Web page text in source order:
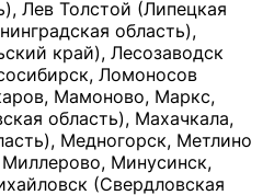
Лев Толстой (Липецкая
область),
край), Лесозаводск
Ломоносов
Мамоново, Маркс,
область), Махачкала,
Медногорск, Метлино
Миллерово, Минусинск,
(Свердловская